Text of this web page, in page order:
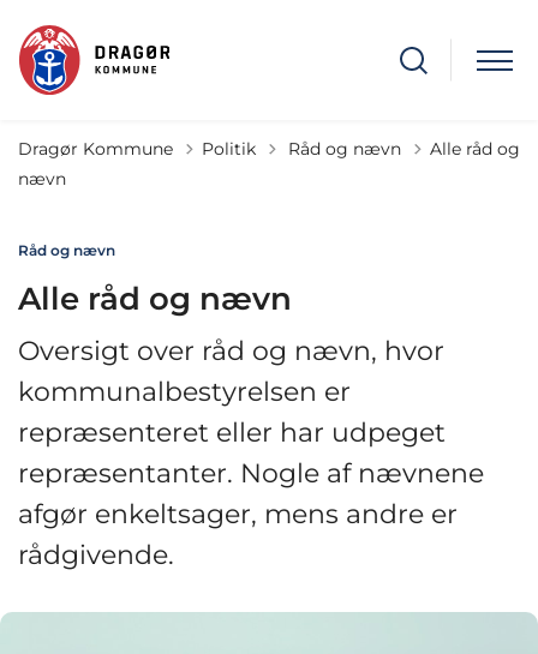
Dragør Kommune Politik Tilbage til
Råd og nævn
Alle råd og
nævn
Råd og nævn
Alle råd og nævn
Oversigt over råd og nævn, hvor
kommunalbestyrelsen er
repræsenteret eller har udpeget
repræsentanter. Nogle af nævnene
afgør enkeltsager, mens andre er
rådgivende.